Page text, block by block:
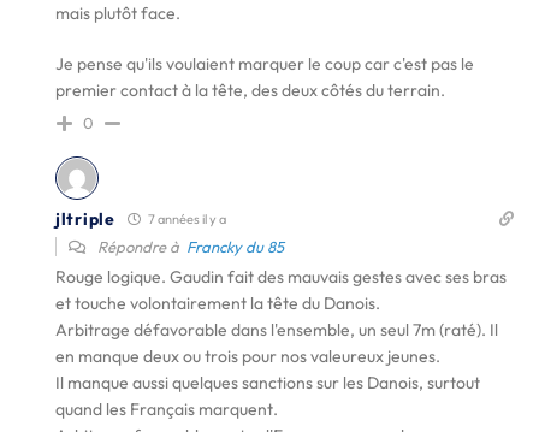
mais plutôt face.
Je pense qu'ils voulaient marquer le coup car c'est pas le
premier contact à la tête, des deux côtés du terrain.
0
jltriple 7 années il y a
Répondre à Francky du 85
Rouge logique. Gaudin fait des mauvais gestes avec ses bras
et touche volontairement la tête du Danois.
Arbitrage défavorable dans l'ensemble, un seul 7m (raté). Il
en manque deux ou trois pour nos valeureux jeunes.
Il manque aussi quelques sanctions sur les Danois, surtout
quand les Français marquent.